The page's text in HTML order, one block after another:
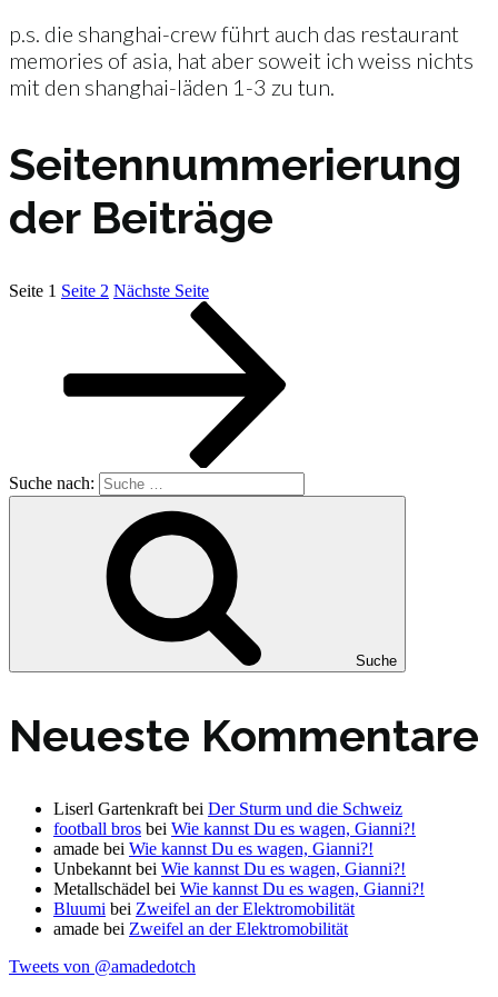
p.s. die shanghai-crew führt auch das restaurant
memories of asia, hat aber soweit ich weiss nichts
mit den shanghai-läden 1-3 zu tun.
Seitennummerierung
der Beiträge
Seite 1 Seite 2 Nächste Seite
Suche nach:
Suche
Neueste Kommentare
Liserl Gartenkraft bei Der Sturm und die Schweiz
football bros bei Wie kannst Du es wagen, Gianni?!
amade bei Wie kannst Du es wagen, Gianni?!
Unbekannt bei Wie kannst Du es wagen, Gianni?!
Metallschädel bei Wie kannst Du es wagen, Gianni?!
Bluumi bei Zweifel an der Elektromobilität
amade bei Zweifel an der Elektromobilität
Tweets von @amadedotch